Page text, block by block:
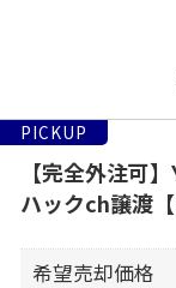
PICKUP
【完全外注可
ハックch譲渡
希望売却価格